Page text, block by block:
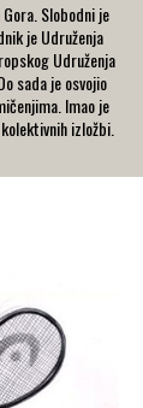
Slobodni je
je Udruženja
Udruženja
sada je osvojio
Imao je
izložbi.